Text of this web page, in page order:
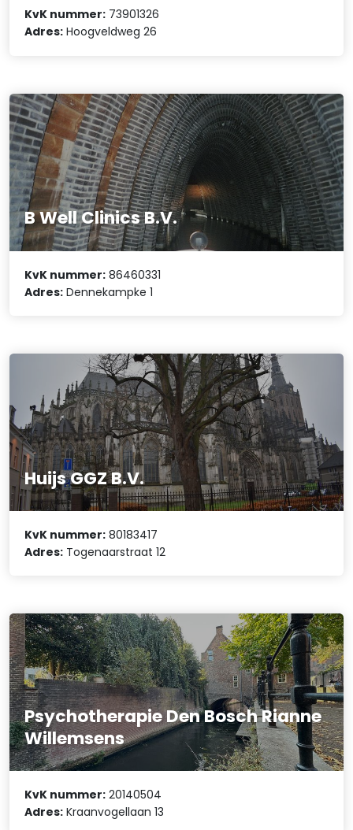
KvK nummer: 73901326
Adres: Hoogveldweg 26
B Well Clinics B.V.
KvK nummer: 86460331
Adres: Dennekampke 1
Huijs GGZ B.V.
KvK nummer: 80183417
Adres: Togenaarstraat 12
Psychotherapie Den Bosch Rianne
Willemsens
KvK nummer: 20140504
Adres: Kraanvogellaan 13